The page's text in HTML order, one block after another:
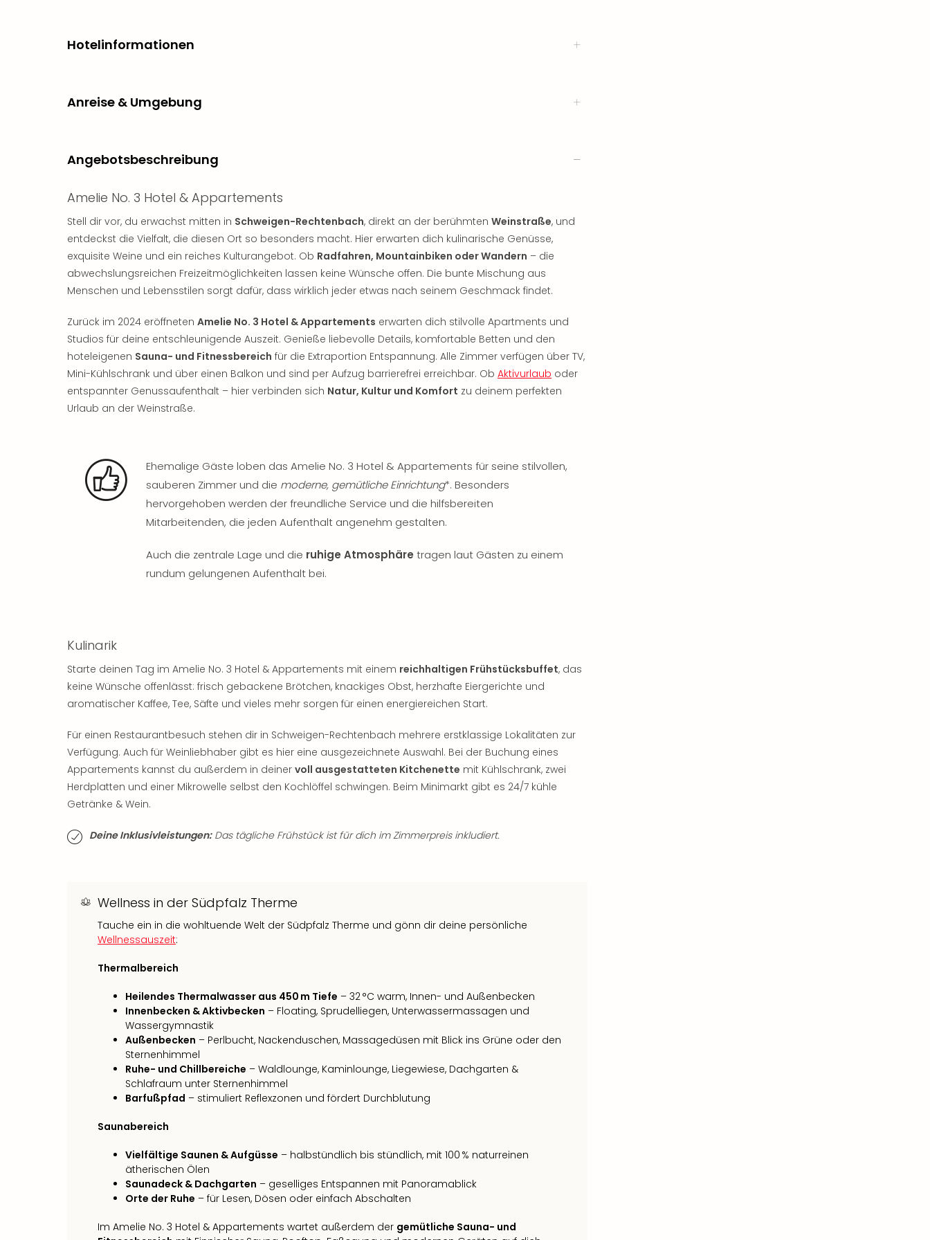
Hotelinformationen
Anreise & Umgebung
Angebotsbeschreibung
Amelie No. 3 Hotel & Appartements
Stell dir vor, du erwachst mitten in Schweigen-Rechtenbach, direkt an der berühmten Weinstraße, und
entdeckst die Vielfalt, die diesen Ort so besonders macht. Hier erwarten dich kulinarische Genüsse,
exquisite Weine und ein reiches Kulturangebot. Ob Radfahren, Mountainbiken oder Wandern – die
abwechslungsreichen Freizeitmöglichkeiten lassen keine Wünsche offen. Die bunte Mischung aus
Menschen und Lebensstilen sorgt dafür, dass wirklich jeder etwas nach seinem Geschmack findet.
Zurück im 2024 eröffneten Amelie No. 3 Hotel & Appartements erwarten dich stilvolle Apartments und
Studios für deine entschleunigende Auszeit. Genieße liebevolle Details, komfortable Betten und den
hoteleigenen Sauna- und Fitnessbereich für die Extraportion Entspannung. Alle Zimmer verfügen über TV,
Mini-Kühlschrank und über einen Balkon und sind per Aufzug barrierefrei erreichbar. Ob Aktivurlaub oder
entspannter Genussaufenthalt – hier verbinden sich Natur, Kultur und Komfort zu deinem perfekten
Urlaub an der Weinstraße.
Ehemalige Gäste loben das Amelie No. 3 Hotel & Appartements für seine stilvollen,
sauberen Zimmer und die moderne, gemütliche Einrichtung*. Besonders
hervorgehoben werden der freundliche Service und die hilfsbereiten
Mitarbeitenden, die jeden Aufenthalt angenehm gestalten.
Auch die zentrale Lage und die ruhige Atmosphäre tragen laut Gästen zu einem
rundum gelungenen Aufenthalt bei.
Kulinarik
Starte deinen Tag im Amelie No. 3 Hotel & Appartements mit einem reichhaltigen Frühstücksbuffet, das
keine Wünsche offenlässt: frisch gebackene Brötchen, knackiges Obst, herzhafte Eiergerichte und
aromatischer Kaffee, Tee, Säfte und vieles mehr sorgen für einen energiereichen Start.
Für einen Restaurantbesuch stehen dir in Schweigen-Rechtenbach mehrere erstklassige Lokalitäten zur
Verfügung. Auch für Weinliebhaber gibt es hier eine ausgezeichnete Auswahl. Bei der Buchung eines
Appartements kannst du außerdem in deiner voll ausgestatteten Kitchenette mit Kühlschrank, zwei
Herdplatten und einer Mikrowelle selbst den Kochlöffel schwingen. Beim Minimarkt gibt es 24/7 kühle
Getränke & Wein.
Deine Inklusivleistungen:Das tägliche Frühstück ist für dich im Zimmerpreis inkludiert.
Wellness in der Südpfalz Therme
Tauche ein in die wohltuende Welt der Südpfalz Therme und gönn dir deine persönliche
Wellnessauszeit:
Thermalbereich
Heilendes Thermalwasser aus 450 m Tiefe – 32 °C warm, Innen- und Außenbecken
Innenbecken & Aktivbecken – Floating, Sprudelliegen, Unterwassermassagen und
Wassergymnastik
Außenbecken – Perlbucht, Nackenduschen, Massagedüsen mit Blick ins Grüne oder den
Sternenhimmel
Ruhe- und Chillbereiche – Waldlounge, Kaminlounge, Liegewiese, Dachgarten &
Schlafraum unter Sternenhimmel
Barfußpfad – stimuliert Reflexzonen und fördert Durchblutung
Saunabereich
Vielfältige Saunen & Aufgüsse – halbstündlich bis stündlich, mit 100 % naturreinen
ätherischen Ölen
Saunadeck & Dachgarten – geselliges Entspannen mit Panoramablick
Orte der Ruhe – für Lesen, Dösen oder einfach Abschalten
Im Amelie No. 3 Hotel & Appartements wartet außerdem der gemütliche Sauna- und